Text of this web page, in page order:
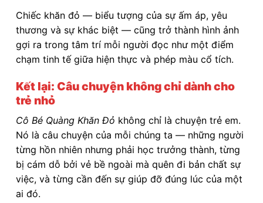
Chiếc khăn đỏ — biểu tượng của sự ấm áp, yêu
thương và sự khác biệt — cũng trở thành hình ảnh
gợi ra trong tâm trí mỗi người đọc như một điểm
chạm tinh tế giữa hiện thực và phép màu cổ tích.
Kết lại: Câu chuyện không chỉ dành cho
trẻ nhỏ
Cô Bé Quàng Khăn Đỏ không chỉ là chuyện trẻ em.
Nó là câu chuyện của mỗi chúng ta — những người
từng hồn nhiên nhưng phải học trưởng thành, từng
bị cám dỗ bởi vẻ bề ngoài mà quên đi bản chất sự
việc, và từng cần đến sự giúp đỡ đúng lúc của một
ai đó.